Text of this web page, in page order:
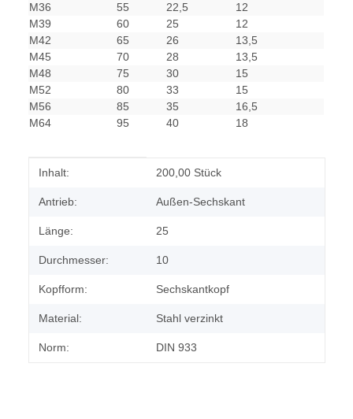
M36
55 22,5
12
M39
60 25
12
M42
65 26
13,5
M45
70 28
13,5
M48
75 30
15
M52
80 33
15
M56
85 35
16,5
M64
95 40 18
Produkteigenschaft
Wert
Inhalt: 200,00 Stück
Antrieb: Außen-Sechskant
Länge: 25
Durchmesser: 10
Kopfform: Sechskantkopf
Material: Stahl verzinkt
Norm: DIN 933